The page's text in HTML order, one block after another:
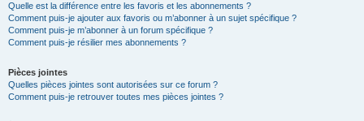
Quelle est la différence entre les favoris et les abonnements ?
Comment puis-je ajouter aux favoris ou m’abonner à un sujet spécifique ?
Comment puis-je m’abonner à un forum spécifique ?
Comment puis-je résilier mes abonnements ?
Pièces jointes
Quelles pièces jointes sont autorisées sur ce forum ?
Comment puis-je retrouver toutes mes pièces jointes ?